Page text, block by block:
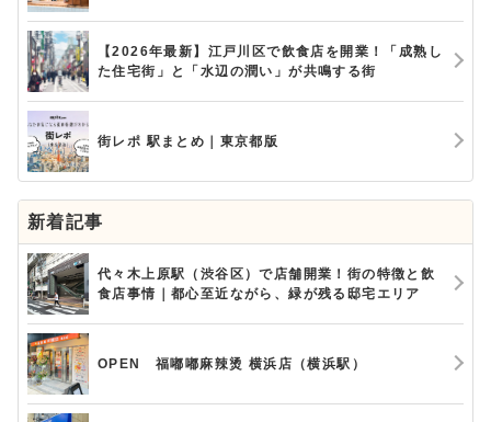
【2026年最新】江戸川区で飲食店を開業！「成熟し
た住宅街」と「水辺の潤い」が共鳴する街
街レポ 駅まとめ｜東京都版
新着記事
代々木上原駅（渋谷区）で店舗開業！街の特徴と飲
食店事情｜都心至近ながら、緑が残る邸宅エリア
OPEN 福嘟嘟麻辣烫 横浜店（横浜駅）